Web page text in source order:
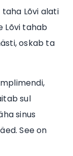
Lõvi alati
Lõvi tahab
oskab ta
sul
sinus
See on